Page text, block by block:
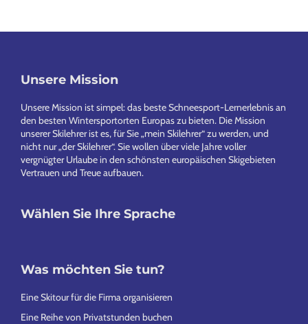
Unsere Mission
Unsere Mission ist simpel: das beste Schneesport-Lernerlebnis an
den besten Wintersportorten Europas zu bieten. Die Mission
unserer Skilehrer ist es, für Sie „mein Skilehrer“ zu werden, und
nicht nur „der Skilehrer“. Sie wollen über viele Jahre voller
vergnügter Urlaube in den schönsten europäischen Skigebieten
Vertrauen und Treue aufbauen.
Wählen Sie Ihre Sprache
Was möchten Sie tun?
Eine Skitour für die Firma organisieren
Eine Reihe von Privatstunden buchen